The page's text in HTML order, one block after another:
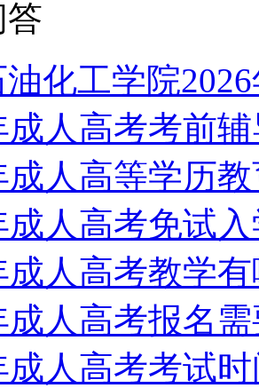
油化工学院
成人高考考前
成人高等学历
成人高考免试
成人高考教学
成人高考报名
成人高考考试